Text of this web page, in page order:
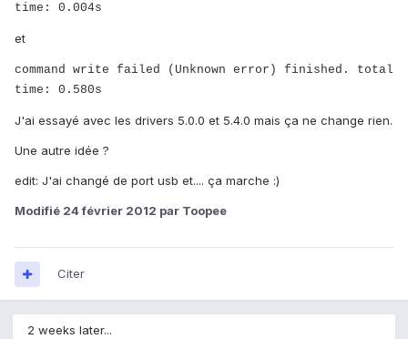
time: 0.004s
et
command write failed (Unknown error) finished. total
time: 0.580s
J'ai essayé avec les drivers 5.0.0 et 5.4.0 mais ça ne change rien.
Une autre idée ?
edit: J'ai changé de port usb et.... ça marche :)
Modifié 24 février 2012 par Toopee
Citer
2 weeks later...